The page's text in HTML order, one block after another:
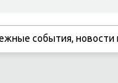
события, новости